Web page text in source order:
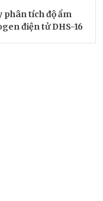
phân tích độ ẩm
điện tử DHS-16